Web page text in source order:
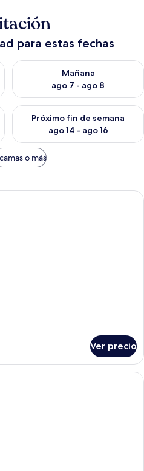
para estas fechas
hoy ago 6 - ago 7
Mañana
ago 7 - ago 8
Consulta la disponibilidad
este fin de semana ago 7 -
Próximo fin de semana
ago 14 - ago 16
Consulta la disponibilidad
o más
Un dormitorio con cama, escritorio y
Ver precio
Un dormitorio con cama,